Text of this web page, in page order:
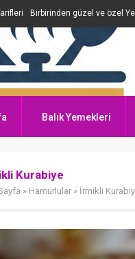
Birbirinden güzel ve özel
Balık Yemekleri
Kurabiye
» Hamurlular » İrmikli